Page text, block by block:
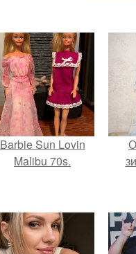
Barbie Sun Lovin
Malibu 70s.